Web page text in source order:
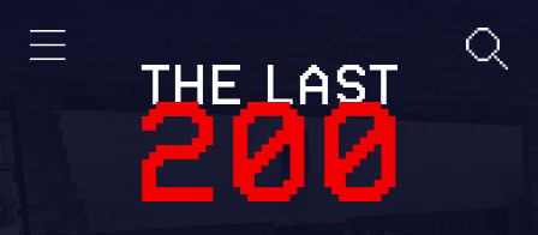
THE LAST
200